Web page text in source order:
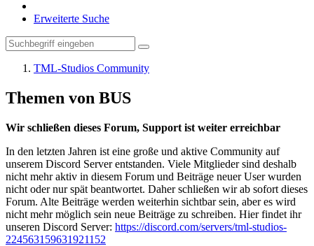
Erweiterte Suche
TML-Studios Community
Themen von BUS
Wir schließen dieses Forum, Support ist weiter erreichbar
In den letzten Jahren ist eine große und aktive Community auf
unserem Discord Server entstanden. Viele Mitglieder sind deshalb
nicht mehr aktiv in diesem Forum und Beiträge neuer User wurden
nicht oder nur spät beantwortet. Daher schließen wir ab sofort dieses
Forum. Alte Beiträge werden weiterhin sichtbar sein, aber es wird
nicht mehr möglich sein neue Beiträge zu schreiben. Hier findet ihr
unseren Discord Server: https://discord.com/servers/tml-studios-
224563159631921152